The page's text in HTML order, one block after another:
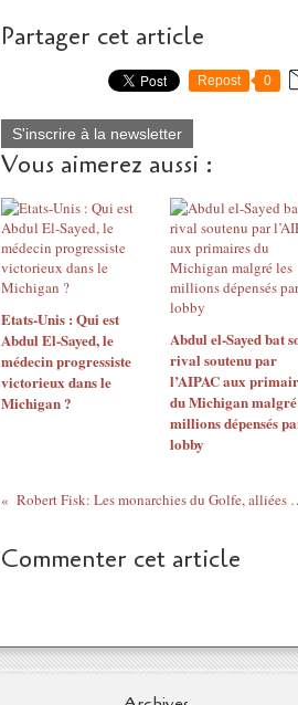
Partager cet article
Repost 0
S'inscrire à la newsletter
Vous aimerez aussi :
Etats-Unis : Qui est
Abdul El-Sayed, le
médecin progressiste
victorieux dans le
Michigan ?
Abdul el-Sayed bat
rival soutenu par
l’AIPAC aux
du Michigan malgré
millions dépensés
lobby
Robert Fisk: Les
Commenter cet article